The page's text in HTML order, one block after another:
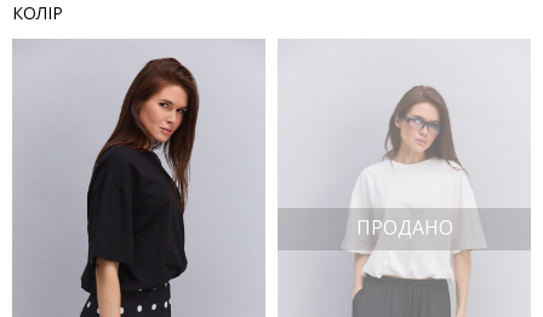
КОЛІР
ПРОДАНО